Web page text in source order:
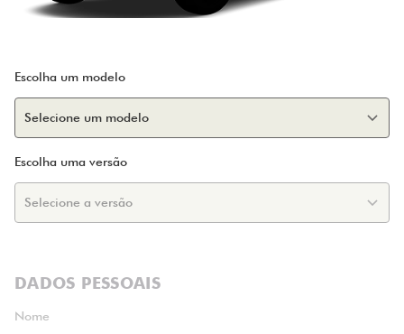
Escolha um modelo
Escolha uma versão
DADOS PESSOAIS
Nome